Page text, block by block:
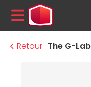
MENU
Retour The G-